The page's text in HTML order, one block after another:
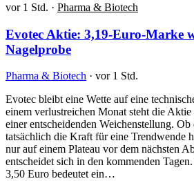
vor 1 Std. · Pharma & Biotech
Evotec Aktie: 3,19-Euro-Marke
Nagelprobe
Pharma & Biotech · vor 1 Std.
Evotec bleibt eine Wette auf eine
einem verlustreichen Monat steht die
einer entscheidenden Weichenstellung.
tatsächlich die Kraft für eine Trendwende
nur auf einem Plateau vor dem nächsten
entscheidet sich in den kommenden
3,50 Euro bedeutet ein…